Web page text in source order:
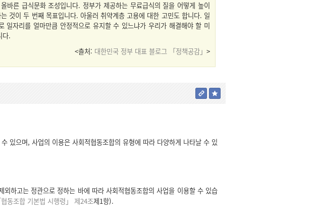
바른 급식문화 조성입니다. 정부가 제공하는 무료급식의 질을 어떻게 높이
것이 두 번째 목표입니다. 아울러 취약계층 고용에 대한 고민도 합니다. 일
일자리를 얼마만큼 안정적으로 유지할 수 있느냐가 우리가 해결해야 할 미
다.
<츨처: 대한민국 정부 대표 블로그 「정책공감」 >
있으며, 사업의 이용은 사회적협동조합의 유형에 따라 다양하게 나타날 수 있
하고는 정관으로 정하는 바에 따라 사회적협동조합의 사업을 이용할 수 있습
협동조합 기본법 시행령」 제24조제1항).